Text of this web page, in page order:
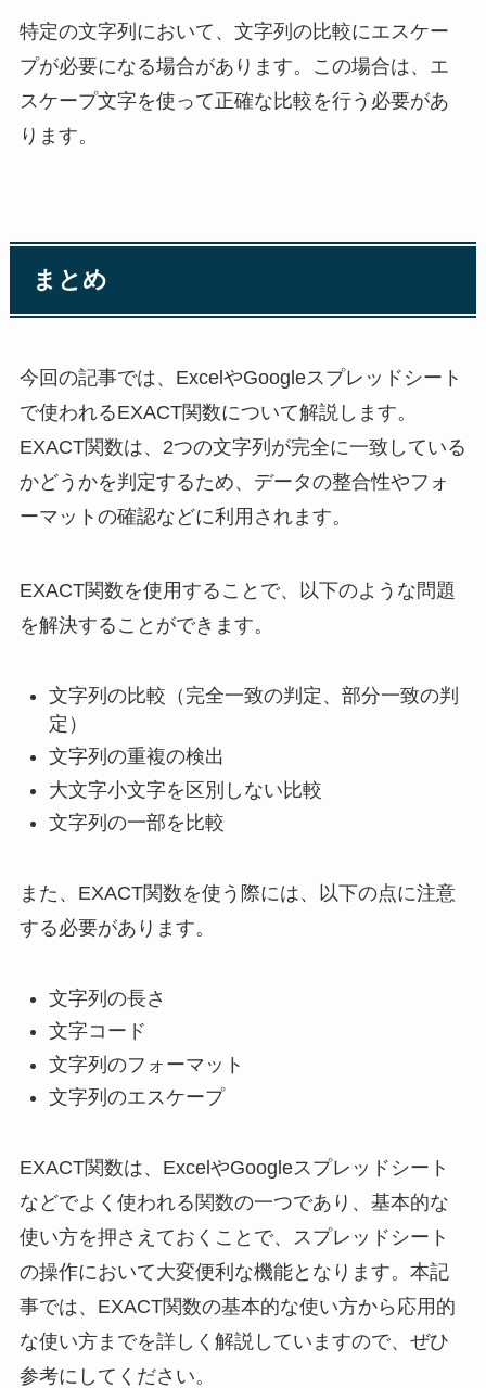
特定の文字列において、文字列の比較にエスケー
プが必要になる場合があります。この場合は、エ
スケープ文字を使って正確な比較を行う必要があ
ります。
まとめ
今回の記事では、ExcelやGoogleスプレッドシート
で使われるEXACT関数について解説します。
EXACT関数は、2つの文字列が完全に一致している
かどうかを判定するため、データの整合性やフォ
ーマットの確認などに利用されます。
EXACT関数を使用することで、以下のような問題
を解決することができます。
文字列の比較（完全一致の判定、部分一致の判
定）
文字列の重複の検出
大文字小文字を区別しない比較
文字列の一部を比較
また、EXACT関数を使う際には、以下の点に注意
する必要があります。
文字列の長さ
文字コード
文字列のフォーマット
文字列のエスケープ
EXACT関数は、ExcelやGoogleスプレッドシート
などでよく使われる関数の一つであり、基本的な
使い方を押さえておくことで、スプレッドシート
の操作において大変便利な機能となります。本記
事では、EXACT関数の基本的な使い方から応用的
な使い方までを詳しく解説していますので、ぜひ
参考にしてください。